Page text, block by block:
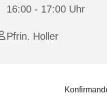
16:00 - 17:00 Uhr
Pfrin. Holler